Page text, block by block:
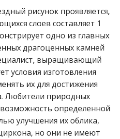
рисунок проявляется,
слоев составляет 1
одно из главных
драгоценных камней
выращивающий
условия изготовления
их для достижения
Любители природных
определенной
улучшения их облика,
но они не имеют